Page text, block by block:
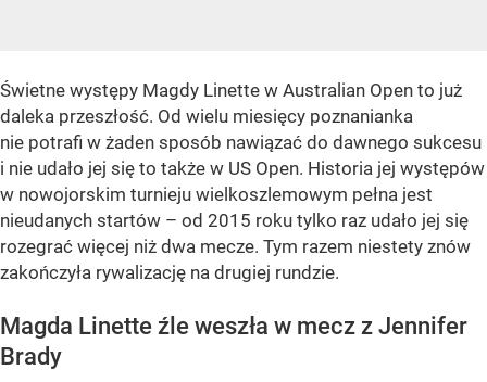
Świetne występy Magdy Linette w Australian Open to już
daleka przeszłość. Od wielu miesięcy poznanianka
nie potrafi w żaden sposób nawiązać do dawnego sukcesu
i nie udało jej się to także w US Open. Historia jej występów
w nowojorskim turnieju wielkoszlemowym pełna jest
nieudanych startów – od 2015 roku tylko raz udało jej się
rozegrać więcej niż dwa mecze. Tym razem niestety znów
zakończyła rywalizację na drugiej rundzie.
Magda Linette źle weszła w mecz z Jennifer
Brady